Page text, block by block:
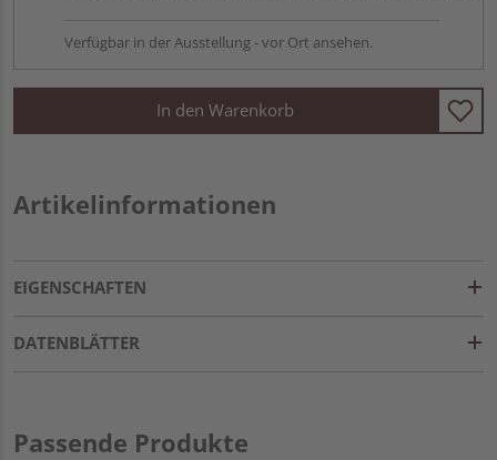
Verfügbar in der Ausstellung - vor Ort ansehen.
In den Warenkorb
Artikelinformationen
EIGENSCHAFTEN
DATENBLÄTTER
Passende Produkte